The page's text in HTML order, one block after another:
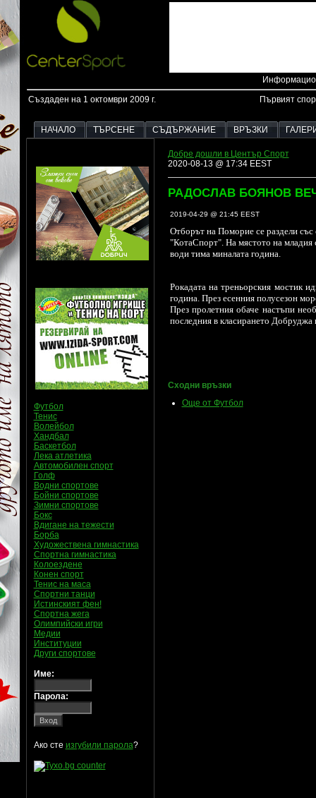
Създаден на 1 октомври 2009 г. Първият
НАЧАЛО ТЪРСЕНЕ СЪДЪРЖАНИЕ ВРЪЗКИ
Добре дошли в Център Спорт
2020-08-13 @ 17:34 EEST
РАДОСЛАВ БОЯНОВ
2019-04-29 @ 21:45 EEST
Отборът на Поморие се раздели със
"КотаСпорт". На мястото на младия
води тима миналата година.
Рокадата на треньорския мостик
година. През есенния полусезон
През пролетния обаче настъпи
последния в класирането
Сходни връзки
Още от Футбол
Футбол
Тенис
Волейбол
Хандбал
Баскетбол
Лека атлетика
Автомобилен спорт
Голф
Водни спортове
Бойни спортове
Зимни спортове
Бокс
Вдигане на тежести
Борба
Художествена гимнастика
Спортна гимнастика
Колоездене
Конен спорт
Тенис на маса
Спортни танци
Истинският фен!
Спортна жега
Олимпийски игри
Медии
Институции
Други спортове
Име:
Парола:
Ако сте изгубили парола?